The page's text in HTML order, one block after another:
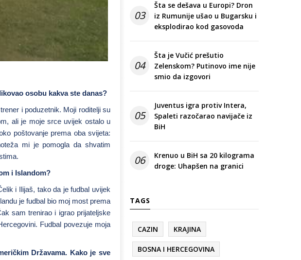
osobu kakva ste danas?
i poduzetnik. Moji roditelji su
ali je moje srce uvijek ostalo u
poštovanje prema oba svijeta:
mi je pomogla da shvatim
i Islandom?
i Ilijaš, tako da je fudbal uvijek
je fudbal bio moj most prema
sam trenirao i igrao prijateljske
Fudbal povezuje moja
Državama. Kako je sve
03
Šta se dešava u Europi? Dron
iz Rumunije ušao u Bugarsku i
eksplodirao kod gasovoda
04
Šta je Vučić prešutio
Zelenskom? Putinovo ime nije
smio da izgovori
05
Juventus igra protiv Intera,
Spaleti razočarao navijače iz
BiH
06
Krenuo u BiH sa 20 kilograma
droge: Uhapšen na granici
TAGS
CAZIN KRAJINA
BOSNA I HERCEGOVINA